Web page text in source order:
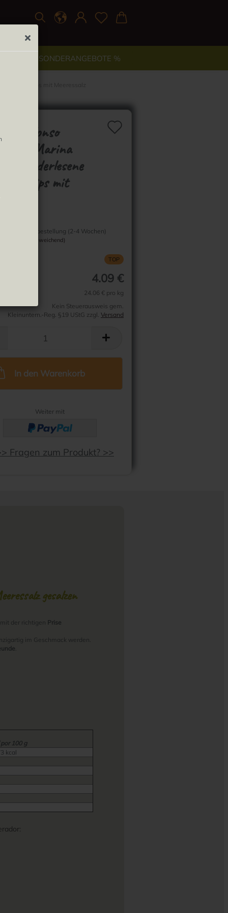
% SONDERANGEBOTE %
mit Meeressalz
Alfonso
Sal Marina
- handerlesene
mit
Sammelbestellung (2-4 Wochen)
(Ausland abweichend)
TOP
4.09 €
24.06 € pro kg
Kein Steuerausweis gem.
Kleinuntern.-Reg. §19 UStG zzgl. Versand
In den Warenkorb
Weiter mit
Fragen zum Produkt? >>
gesalzen
der richtigen Prise
im Geschmack werden.
.
100 g
kcal